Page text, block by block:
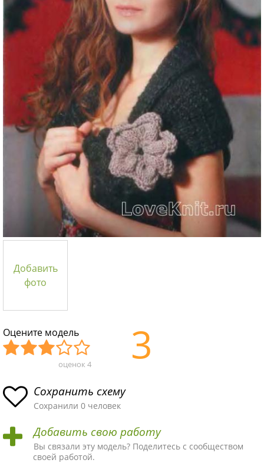
Добавить
фото
Оцените модель
асн
ая
ма
пло
хая
ма
ыч
ная
ма
Хор
ая
ма
Отл
ая
ма!
оценок 4 3
Сохранить схему
Сохранили 0 человек
Добавить свою работу
Вы связали эту модель? Поделитесь с сообществом
своей работой.